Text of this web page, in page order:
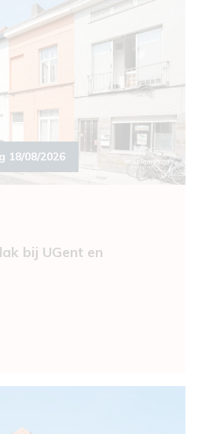
18/08/2026
bij UGent en